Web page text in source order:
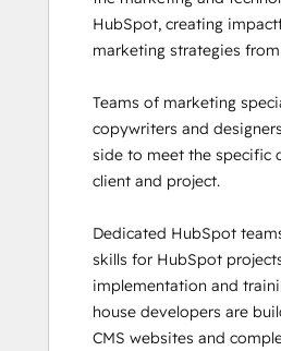
Certification
HubSpot
Certification
HubSpot Marketing
HubSpot Reporting
HubSpot Sales Hub
HubSpot Solutions
HubSpot Trainer
Inbound
Inbound Marketing
Inbound Marketing
HubSpot, creating
marketing strategies
Teams of marketing
copywriters and
side to meet the specific
client and project.
Dedicated HubSpot
skills for HubSpot
implementation and
house developers are
CMS websites and